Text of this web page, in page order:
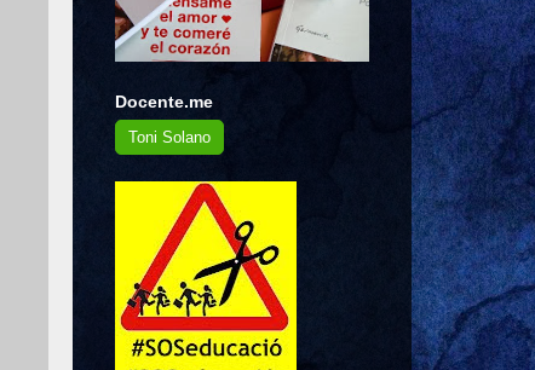
Docente.me
Toni Solano